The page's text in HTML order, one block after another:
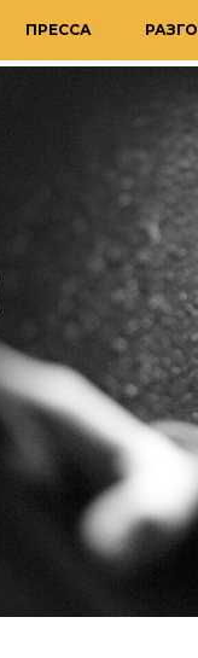
ПРЕССА